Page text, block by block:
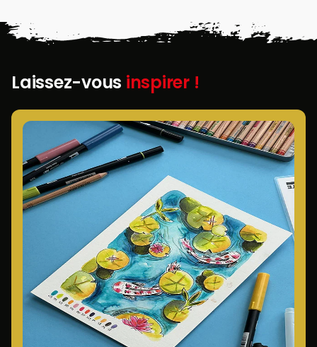
Laissez-vous inspirer !